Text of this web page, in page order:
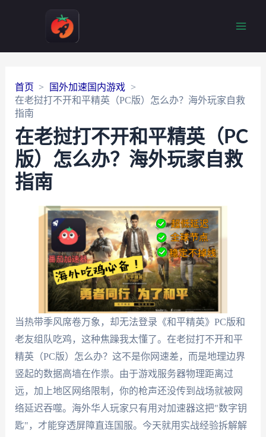
首页
国外加速国内游戏
在老挝打不开和平精英（PC版）怎么办？海外玩家自救
指南
在老挝打不开和平精英（PC
版）怎么办？海外玩家自救
指南
当热带季风席卷万象，却无法登录《和平精英》PC版和
老友组队吃鸡，这种焦躁我太懂了。在老挝打不开和平
精英（PC版）怎么办？这不是你网速差，而是地理边界
竖起的数据高墙在作祟。由于游戏服务器物理距离过
远，加上地区网络限制，你的枪声还没传到战场就被网
络延迟吞噬。海外华人玩家只有用对加速器这把"数字钥
匙"，才能穿透屏障直连国服。今天就用实战经验拆解解